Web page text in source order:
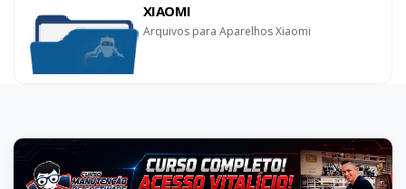
XIAOMI
Arquivos para Aparelhos Xiaomi